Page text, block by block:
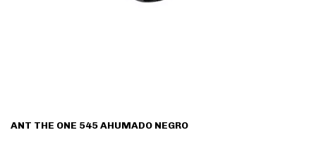
ANT THE ONE 545 AHUMADO NEGRO